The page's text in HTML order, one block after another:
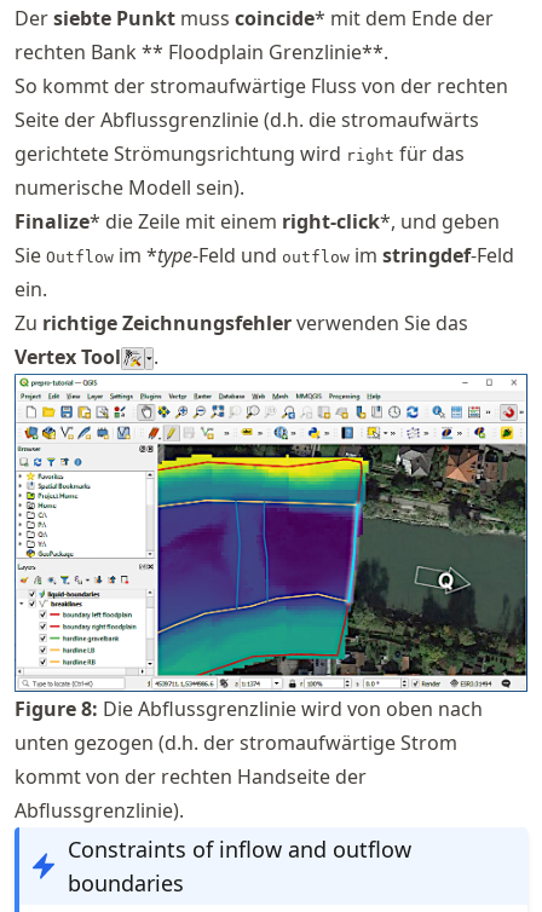
Dersiebte Punkt muss coincide* mit dem Ende der
rechten Bank ** Floodplain Grenzlinie**.
So kommt der stromaufwärtige Fluss von der rechten
Seite der Abflussgrenzlinie (d.h. die stromaufwärts
gerichtete Strömungsrichtung wird right für das
numerische Modell sein).
Finalize* die Zeile mit einem right-click*, und geben
Sie Outflow im *type-Feld und outflow im stringdef-Feld
ein.
Zu richtige Zeichnungsfehlerverwenden Sie das
Vertex Tool
.
Figure8: Die Abflussgrenzlinie wird von oben nach
unten gezogen (d.h. der stromaufwärtige Strom
kommt von der rechten Handseite der
Abflussgrenzlinie).
Constraints of inflow and outflow
boundaries